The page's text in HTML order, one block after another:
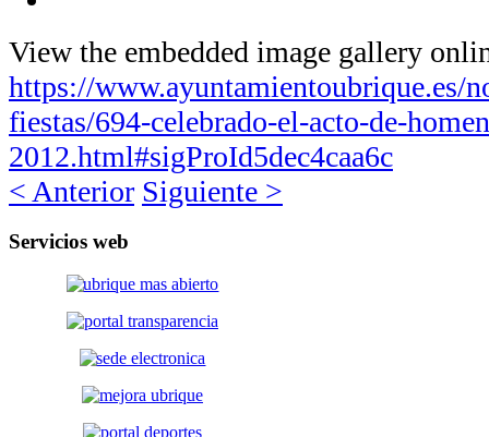
View the embedded image gallery
https://www.ayuntamientoubrique.es/
fiestas/694-celebrado-el-acto-de-
2012.html#sigProId5dec4caa6c
< Anterior Siguiente >
Servicios web